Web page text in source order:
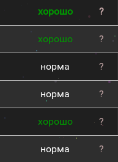
хорошо ?
хорошо ?
норма ?
норма ?
хорошо ?
норма ?